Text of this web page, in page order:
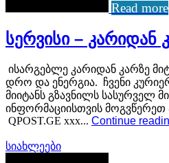
Read more
სერვისი – კარიდან
ისარგებლე კარიდან კარზე
დრო და ენერგია. ჩვენი
მიიტანს გზავნილს სასურველ
ინფორმაციისთვის მოგვწერეთ
QPOST.GE xxx... Continue
სიახლეები